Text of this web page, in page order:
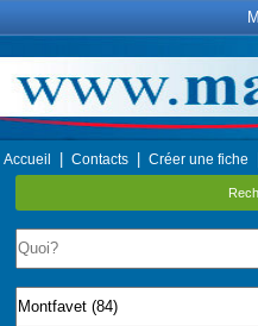
Accueil Contacts Créer une fiche